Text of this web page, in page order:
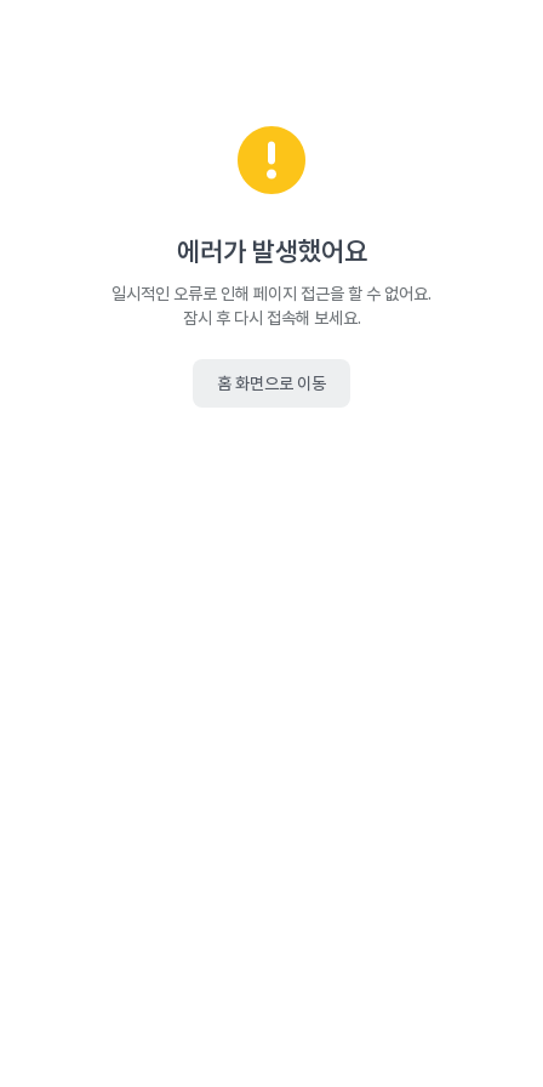
에러가 발생했어요
일시적인 오류로 인해 페이지 접근을 할 수 없어요.
잠시 후 다시 접속해 보세요.
홈 화면으로 이동